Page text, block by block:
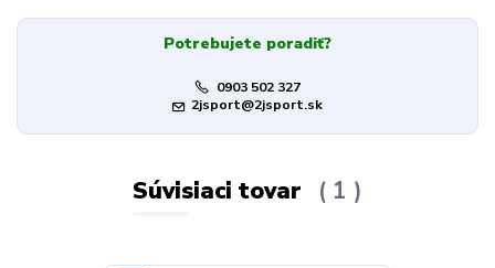
Potrebujete poradiť?
0903 502 327
2jsport@2jsport.sk
Súvisiaci tovar 1